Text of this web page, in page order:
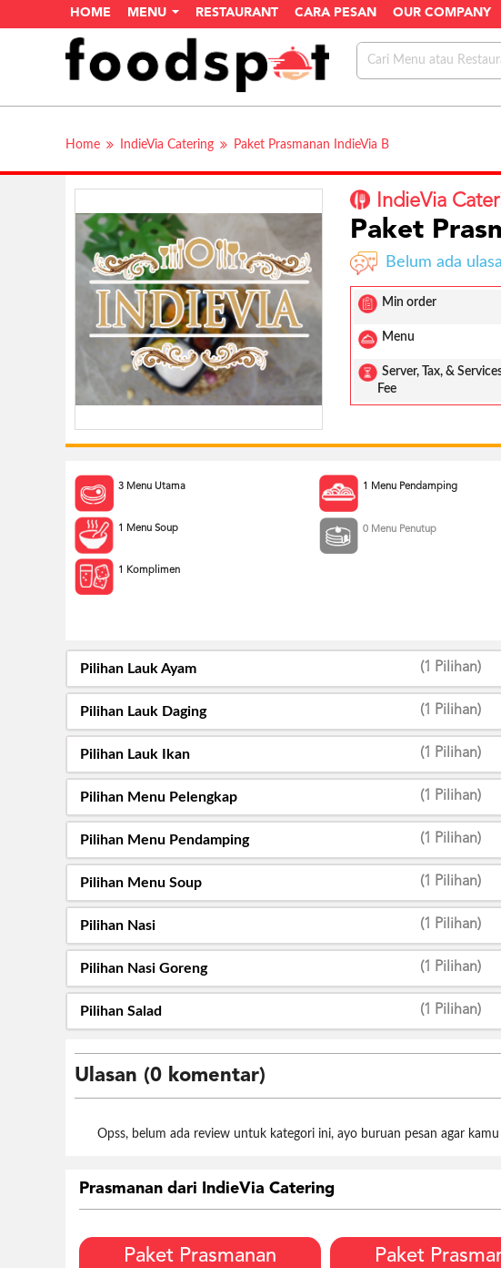
HOME MENU RESTAURANT CARA PESAN OUR COMPANY
Home IndieVia Catering Paket Prasmanan IndieVia B
IndieVia
Paket
Belum ada
Min order
Menu
Server, Tax, &
Fee
3 Menu Utama 1 Menu Pendamping
1 Menu Soup 0 Menu Penutup
1 Komplimen
Pilihan Lauk Ayam (1 Pilihan)
Pilihan Lauk Daging (1 Pilihan)
Pilihan Lauk Ikan (1 Pilihan)
Pilihan Menu Pelengkap (1 Pilihan)
Pilihan Menu Pendamping (1 Pilihan)
Pilihan Menu Soup (1 Pilihan)
Pilihan Nasi (1 Pilihan)
Pilihan Nasi Goreng (1 Pilihan)
Pilihan Salad (1 Pilihan)
Ulasan (0 komentar)
Opss, belum ada review untuk kategori ini, ayo buruan pesan agar
Prasmanan dari IndieVia Catering
Paket Prasmanan
Paket